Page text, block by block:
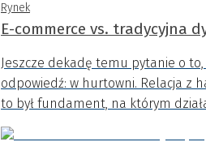
Rynek
E-commerce vs. tradycyjna
Jeszcze dekadę temu pytanie o
odpowiedź: w hurtowni. Relacja z
to był fundament, na którym